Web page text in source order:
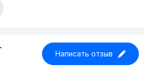
Написать отзыв